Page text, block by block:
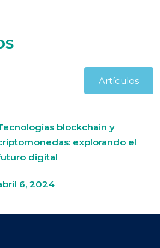
Artículos
blockchain y
explorando el
digital
6, 2024